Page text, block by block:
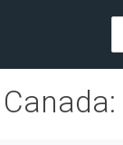
: